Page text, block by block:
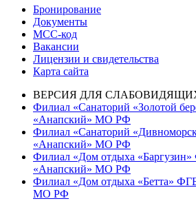
Бронирование
Документы
МСС-код
Вакансии
Лицензии и свидетельства
Карта сайта
ВЕРСИЯ ДЛЯ
Филиал «Санаторий «Золотой
«Анапский» МО РФ
Филиал «Санаторий
«Анапский» МО РФ
Филиал «Дом отдыха
«Анапский» МО РФ
Филиал «Дом отдыха «Бетта»
МО РФ